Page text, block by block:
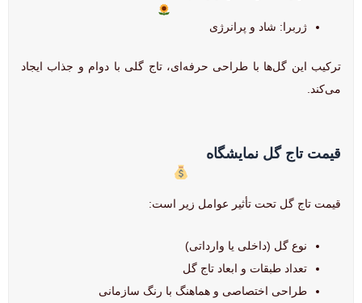
ژربرا: شاد و پرانرژی
ترکیب این گل‌ها با طراحی حرفه‌ای، تاج گلی با دوام و جذاب ایجاد
می‌کند.
قیمت تاج گل نمایشگاه
قیمت تاج گل تحت تأثیر عوامل زیر است:
نوع گل (داخلی یا وارداتی)
تعداد طبقات و ابعاد تاج گل
طراحی اختصاصی و هماهنگ با رنگ سازمانی